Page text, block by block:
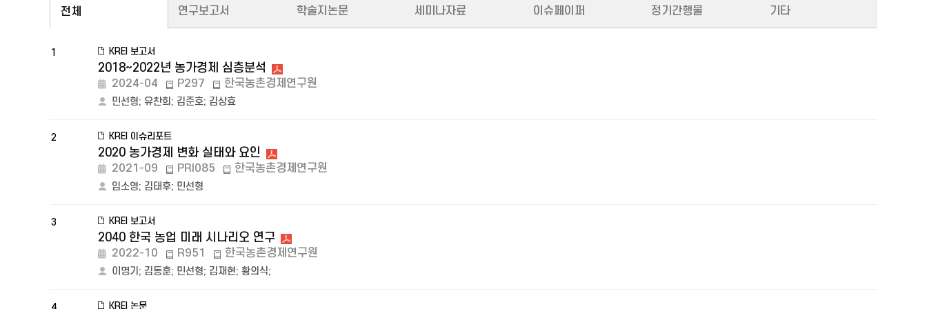
전체 연구보고서 학술지논문 세미나자료 이슈페이퍼 정기간행물 기타
1 KREI 보고서
2018~2022년 농가경제 심층분석
2024-04 P297 한국농촌경제연구원
민선형; 유찬희 ; 김준호; 김상효
2 KREI 이슈리포트
2020 농가경제 변화 실태와 요인
2021-09 PRI085 한국농촌경제연구원
임소영; 김태후; 민선형
3 KREI 보고서
2040 한국 농업 미래 시나리오 연구
2022-10 R951 한국농촌경제연구원
이명기 ; 김동훈; 민선형; 김재현; 황의식;
KREI 논문